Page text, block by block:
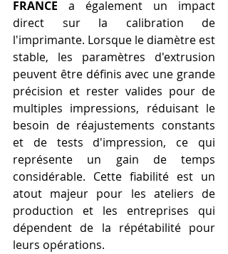
FRANCE a également un impact
direct sur la calibration de
l'imprimante. Lorsque le diamètre est
stable, les paramètres d'extrusion
peuvent être définis avec une grande
précision et rester valides pour de
multiples impressions, réduisant le
besoin de réajustements constants
et de tests d'impression, ce qui
représente un gain de temps
considérable. Cette fiabilité est un
atout majeur pour les ateliers de
production et les entreprises qui
dépendent de la répétabilité pour
leurs opérations.